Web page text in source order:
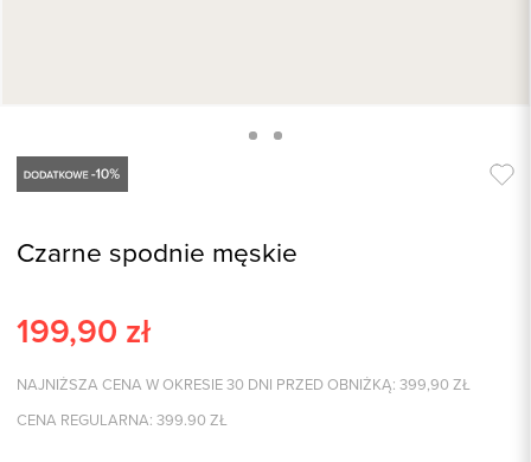
Czarne spodnie męskie
199,90 zł
NAJNIŻSZA CENA W OKRESIE 30 DNI PRZED OBNIŻKĄ: 399,90 ZŁ
CENA REGULARNA: 399.90 ZŁ